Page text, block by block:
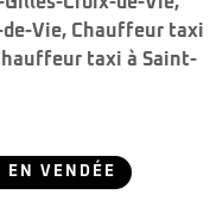
Vie, Chauffeur taxi
taxi à Saint-
EN VENDÉE